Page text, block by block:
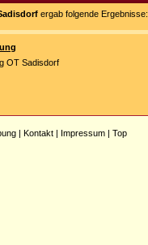
ergab folgende Ergebnisse:
OT Sadisdorf
| Kontakt | Impressum | Top